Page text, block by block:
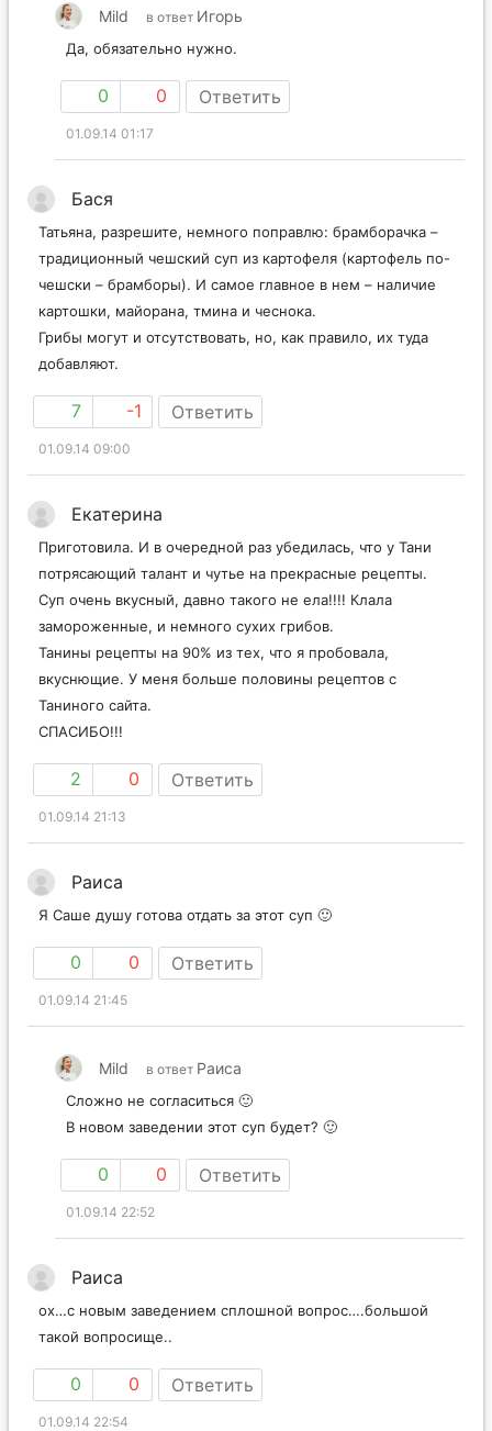
Mild в ответ Игорь
Да, обязательно нужно.
0 0 Ответить
01.09.14 01:17
Бася
Татьяна, разрешите, немного поправлю: брамборачка –
традиционный чешский суп из картофеля (картофель по-
чешски – брамборы). И самое главное в нем – наличие
картошки, майорана, тмина и чеснока.
Грибы могут и отсутствовать, но, как правило, их туда
добавляют.
7 -1 Ответить
01.09.14 09:00
Екатерина
Приготовила. И в очередной раз убедилась, что у Тани
потрясающий талант и чутье на прекрасные рецепты.
Суп очень вкусный, давно такого не ела!!!! Клала
замороженные, и немного сухих грибов.
Танины рецепты на 90% из тех, что я пробовала,
вкуснющие. У меня больше половины рецептов с
Таниного сайта.
СПАСИБО!!!
2 0 Ответить
01.09.14 21:13
Раиса
Я Саше душу готова отдать за этот суп 🙂
0 0 Ответить
01.09.14 21:45
Mild в ответ Раиса
Сложно не согласиться 🙂
В новом заведении этот суп будет? 🙂
0 0 Ответить
01.09.14 22:52
Раиса
ох…с новым заведением сплошной вопрос….большой
такой вопросище..
0 0 Ответить
01.09.14 22:54